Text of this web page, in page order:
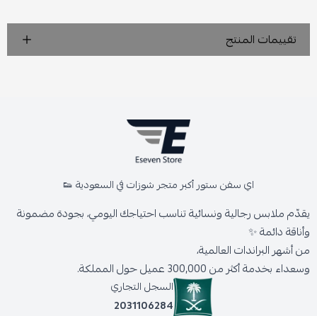
تقييمات المنتج
اي سفن ستور أكبر متجر شوزات في السعودية 👟
يقدّم ملابس رجالية ونسائية تناسب احتياجك اليومي، بجودة مضمونة
وأناقة دائمة ✨
من أشهر البراندات العالمية،
وسعداء بخدمة أكثر من 300,000 عميل حول المملكة.
السجل التجاري
2031106284